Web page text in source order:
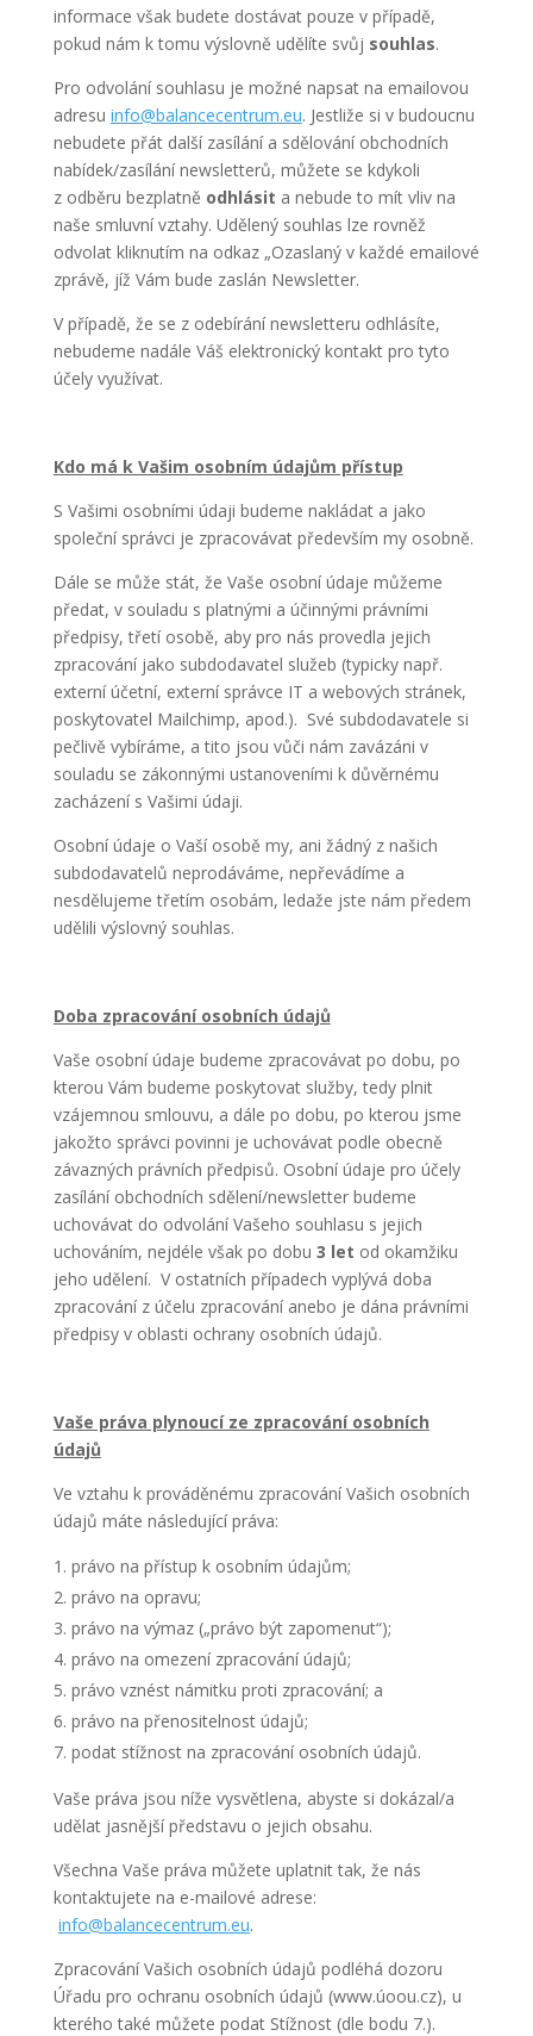
informace však budete dostávat pouze v případě,
pokud nám k tomu výslovně udělíte svůj souhlas.
Pro odvolání souhlasu je možné napsat na emailovou
adresu info@balancecentrum.eu. Jestliže si v budoucnu
nebudete přát další zasílání a sdělování obchodních
nabídek/zasílání newsletterů, můžete se kdykoli
z odběru bezplatně odhlásit a nebude to mít vliv na
naše smluvní vztahy. Udělený souhlas lze rovněž
odvolat kliknutím na odkaz „Ozaslaný v každé emailové
zprávě, jíž Vám bude zaslán Newsletter.
V případě, že se z odebírání newsletteru odhlásíte,
nebudeme nadále Váš elektronický kontakt pro tyto
účely využívat.
Kdo má k Vašim osobním údajům přístup
S Vašimi osobními údaji budeme nakládat a jako
společní správci je zpracovávat především my osobně.
Dále se může stát, že Vaše osobní údaje můžeme
předat, v souladu s platnými a účinnými právními
předpisy, třetí osobě, aby pro nás provedla jejich
zpracování jako subdodavatel služeb (typicky např.
externí účetní, externí správce IT a webových stránek,
poskytovatel Mailchimp, apod.). Své subdodavatele si
pečlivě vybíráme, a tito jsou vůči nám zavázáni v
souladu se zákonnými ustanoveními k důvěrnému
zacházení s Vašimi údaji.
Osobní údaje o Vaší osobě my, ani žádný z našich
subdodavatelů neprodáváme, nepřevádíme a
nesdělujeme třetím osobám, ledaže jste nám předem
udělili výslovný souhlas.
Doba zpracování osobních údajů
Vaše osobní údaje budeme zpracovávat po dobu, po
kterou Vám budeme poskytovat služby, tedy plnit
vzájemnou smlouvu, a dále po dobu, po kterou jsme
jakožto správci povinni je uchovávat podle obecně
závazných právních předpisů. Osobní údaje pro účely
zasílání obchodních sdělení/newsletter budeme
uchovávat do odvolání Vašeho souhlasu s jejich
uchováním, nejdéle však po dobu 3 let od okamžiku
jeho udělení. V ostatních případech vyplývá doba
zpracování z účelu zpracování anebo je dána právními
předpisy v oblasti ochrany osobních údajů.
Vaše práva plynoucí ze zpracování osobních
údajů
Ve vztahu k prováděnému zpracování Vašich osobních
údajů máte následující práva:
právo na přístup k osobním údajům;
právo na opravu;
právo na výmaz („právo být zapomenut“);
právo na omezení zpracování údajů;
právo vznést námitku proti zpracování; a
právo na přenositelnost údajů;
podat stížnost na zpracování osobních údajů.
Vaše práva jsou níže vysvětlena, abyste si dokázal/a
udělat jasnější představu o jejich obsahu.
Všechna Vaše práva můžete uplatnit tak, že nás
kontaktujete na e-mailové adrese:
info@balancecentrum.eu.
Zpracování Vašich osobních údajů podléhá dozoru
Úřadu pro ochranu osobních údajů (www.úoou.cz), u
kterého také můžete podat Stížnost (dle bodu 7.).